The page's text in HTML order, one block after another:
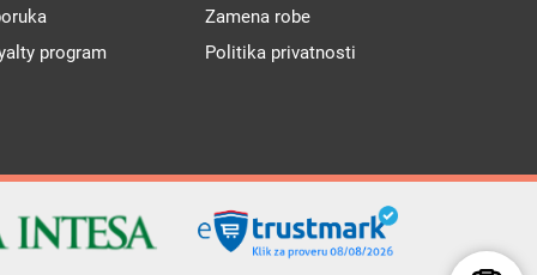
program
Zamena robe
Politika privatnosti